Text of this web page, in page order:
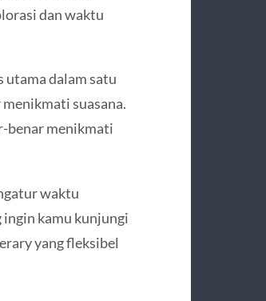
dan waktu
dalam satu
suasana.
benar menikmati
waktu
kamu kunjungi
yang fleksibel